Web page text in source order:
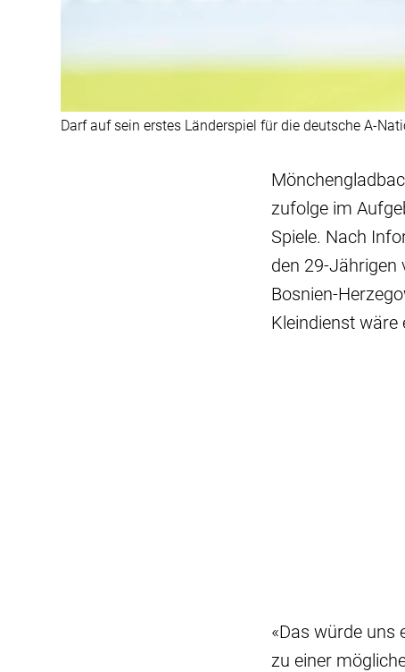
Darf auf sein erstes Länderspiel für die deutsche A-
zufolge im
Spiele. Nach
den 29-Jährigen
Bosnien-
Kleindienst
«Das würde uns
zu einer